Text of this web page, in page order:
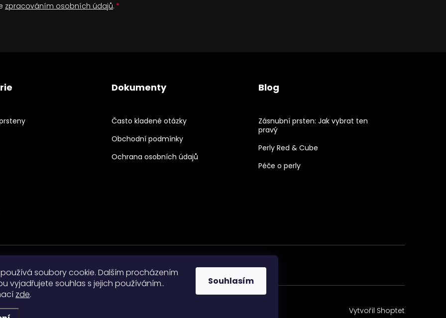
soubory cookie. Dalším procházením
vyjadřujete souhlas s jejich používáním..
zde.
Souhlasím
zpracováním osobních údajů.
Dokumenty
Často kladené otázky
Obchodní podmínky
Ochrana osobních údajů
Blog
Zásnubní prsten: Jak vybrat ten
pravý
Perly Red & Cube
Péče o perly
Vytvořil Shoptet